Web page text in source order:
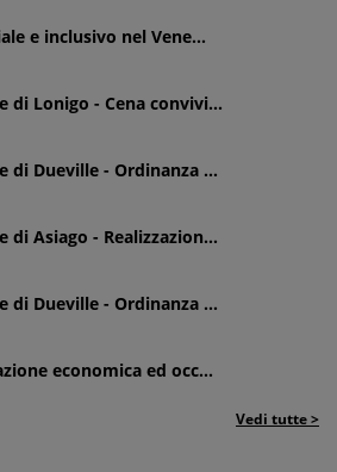
e inclusivo nel Vene...
di Lonigo - Cena convivi...
di Dueville - Ordinanza ...
di Asiago - Realizzazion...
di Dueville - Ordinanza ...
economica ed occ...
Vedi tutte >